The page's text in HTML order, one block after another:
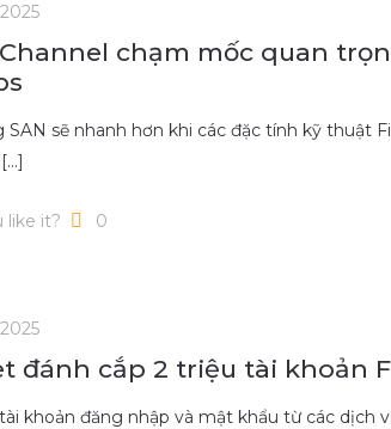
chạm mốc quan
SAN sẽ nhanh hơn khi các đặc tính kỹ thuật
[…]
like it? 0
đánh cắp 2 triệu tài khoản
khoản đăng nhập và mật khẩu từ các